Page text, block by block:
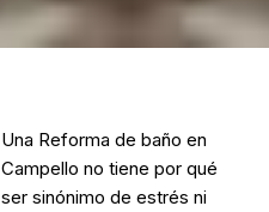
Una Reforma de baño en
Campello no tiene por qué
ser sinónimo de estrés ni